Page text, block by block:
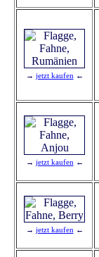
→ jetzt kaufen ←
→ jetzt kaufen ←
→ jetzt kaufen ←